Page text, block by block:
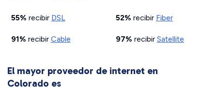
55% recibir DSL 52% recibir Fiber
91% recibir Cable 97% recibir Satellite
El mayor proveedor de internet en
Colorado es